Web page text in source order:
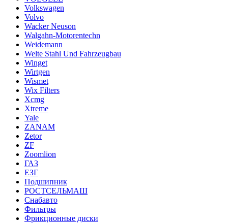
Volkswagen
Volvo
Wacker Neuson
Walgahn-Motorentechn
Weidemann
Welte Stahl Und Fahrzeugbau
Winget
Wirtgen
Wismet
Wix Filters
Xcmg
Xtreme
Yale
ZANAM
Zetor
ZF
Zoomlion
ГАЗ
ЕЗГ
Подшипник
РОСТСЕЛЬМАШ
Снабавто
Фильтры
Фрикционные диски